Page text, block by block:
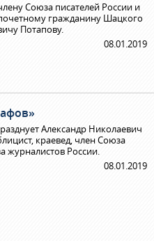
Союза писателей России и
гражданину Шацкого
Потапову.
08.01.2019
Александр Николаевич
краевед, член Союза
журналистов России.
08.01.2019